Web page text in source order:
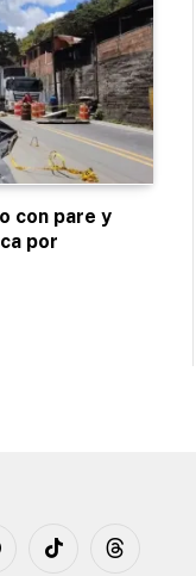
con pare y
por
TikTok Threads